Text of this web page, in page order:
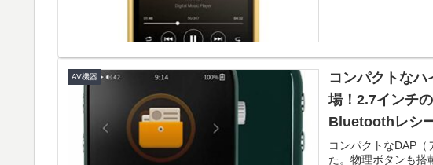
AV機器
コンパクトな
場！2.7インチ
Bluetoothレシ
コンパクトなDAP（
た。物理ボタンも搭